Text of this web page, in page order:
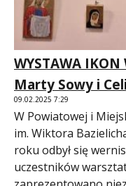
WYSTAWA IKON
Marty Sowy i
09.02.2025 7:29
W Powiatowej i
im. Wiktora
roku odbył się
uczestników